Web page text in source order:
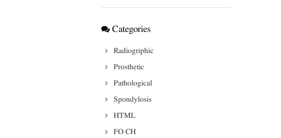
Categories
Radiogriphic
Prosthetic
Pathological
Spondylosis
HTML
FO CH